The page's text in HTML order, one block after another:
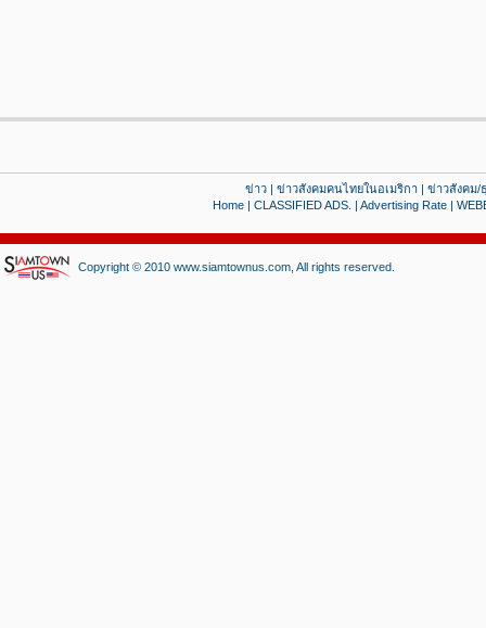
ข่าว| ข่าวสังคมคนไทยในอเมริกา| ข่าวสังคม/
Home| CLASSIFIED ADS. | Advertising Rate|
Copyright © 2010 www.siamtownus.com, All rights reserved.